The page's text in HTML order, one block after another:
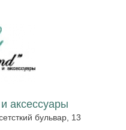
аксессуары
бульвар, 13